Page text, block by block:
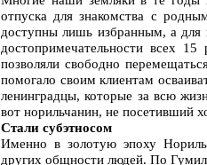
отпуска для знакомства с
доступны лишь избранным, а для
достопримечательности всех
позволяли свободно
помогало своим клиентам
ленинградцы, которые за всю
вот норильчанин, не посетивший
Стали субэтносом
Именно в золотую эпоху
других общности людей. По